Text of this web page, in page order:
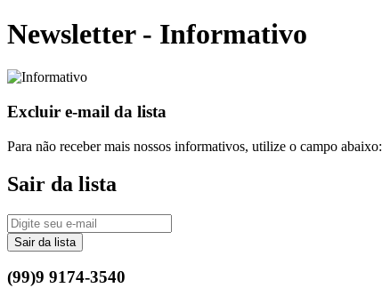
Newsletter - Informativo
Excluir e-mail da lista
Para não receber mais nossos informativos, utilize o campo abaixo:
Sair da lista
Sair da lista
(99)9 9174-3540